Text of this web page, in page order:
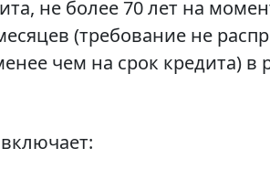
не более 70 лет на
(требование не
чем на срок кредита) в